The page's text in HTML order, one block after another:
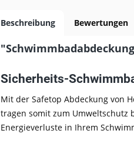
Beschreibung Bewertungen
Sicherheits-
Mit der Safetop Abdeckung von
tragen somit zum Umweltschutz
Energieverluste in Ihrem